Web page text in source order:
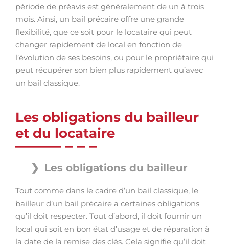
période de préavis est généralement de un à trois
mois. Ainsi, un bail précaire offre une grande
flexibilité, que ce soit pour le locataire qui peut
changer rapidement de local en fonction de
l’évolution de ses besoins, ou pour le propriétaire qui
peut récupérer son bien plus rapidement qu’avec
un bail classique.
Les obligations du bailleur
et du locataire
Les obligations du bailleur
Tout comme dans le cadre d’un bail classique, le
bailleur d’un bail précaire a certaines obligations
qu’il doit respecter. Tout d’abord, il doit fournir un
local qui soit en bon état d’usage et de réparation à
la date de la remise des clés. Cela signifie qu’il doit